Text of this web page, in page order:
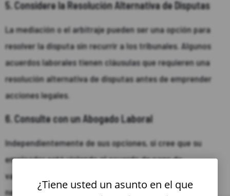
5. Considere la Resolución Alternativa de Disputas
La mediación o el arbitraje pueden ser una opción para
resolver la disputa sin recurrir a los tribunales. Algunos
acuerdos laborales tienen cláusulas que requieren una
resolución alternativa de disputas antes de emprender
acciones legales.
6. Consulte con un Abogado Laboral
Independientemente de sus opciones, si cree que su
empleador está violando el acuerdo de pago de
vacaciones y no está recibiendo la asistencia que
necesita de la DLSE, considereconsultar a un abogado
¿Tiene usted un asunto en el que